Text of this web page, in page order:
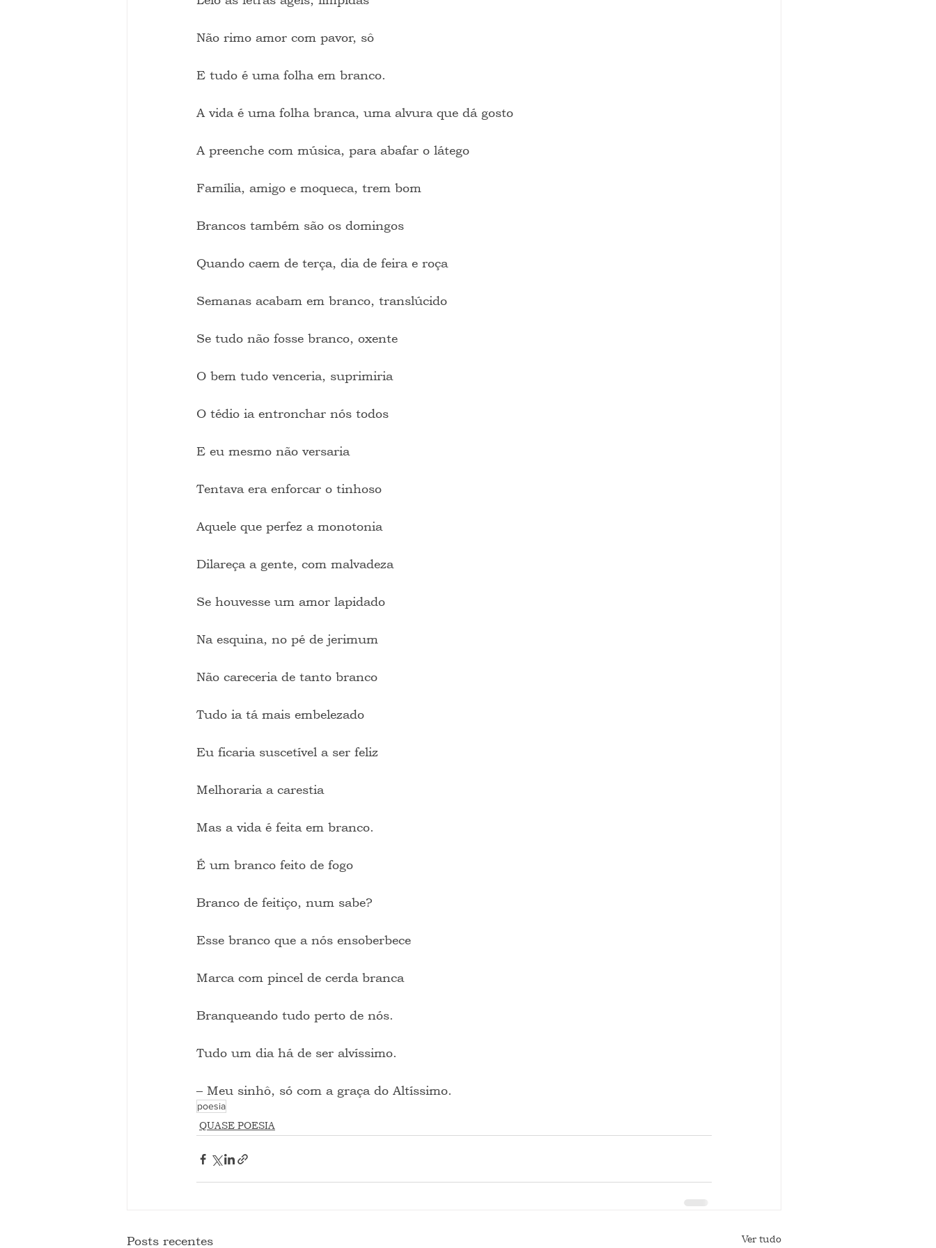
Não rimo amor com pavor, sô
E tudo é uma folha em branco.
A vida é uma folha branca, uma alvura que dá gosto
A preenche com música, para abafar o látego
Família, amigo e moqueca, trem bom
Brancos também são os domingos
Quando caem de terça, dia de feira e roça
Semanas acabam em branco, translúcido
Se tudo não fosse branco, oxente
O bem tudo venceria, suprimiria
O tédio ia entronchar nós todos
E eu mesmo não versaria
Tentava era enforcar o tinhoso
Aquele que perfez a monotonia
Dilareça a gente, com malvadeza
Se houvesse um amor lapidado
Na esquina, no pé de jerimum
Não careceria de tanto branco
Tudo ia tá mais embelezado
Eu ficaria suscetível a ser feliz
Melhoraria a carestia
Mas a vida é feita em branco.
É um branco feito de fogo
Branco de feitiço, num sabe?
Esse branco que a nós ensoberbece
Marca com pincel de cerda branca
Branqueando tudo perto de nós.
Tudo um dia há de ser alvíssimo.
– Meu sinhô, só com a graça do Altíssimo.
poesia
QUASE POESIA
Posts recentes Ver tudo